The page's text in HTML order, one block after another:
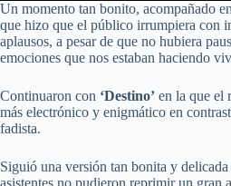
Un momento tan bonito, acompañado
que hizo que el público irrumpiera con
aplausos, a pesar de que no hubiera
emociones que nos estaban haciendo
Continuaron con ‘Destino’ en la que el
más electrónico y enigmático en
fadista.
Siguió una versión tan bonita y delicada